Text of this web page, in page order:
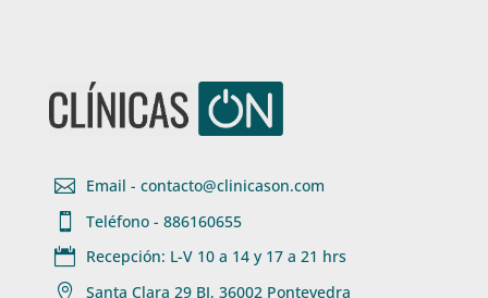
 Email - contacto@clinicason.com

Teléfono - 886160655
 Recepción: L-V 10 a 14 y 17 a 21 hrs

Santa Clara 29 BJ, 36002 Pontevedra